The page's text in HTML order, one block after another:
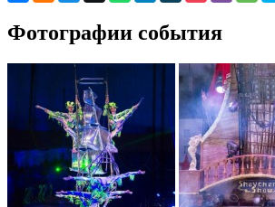
Фотографии события